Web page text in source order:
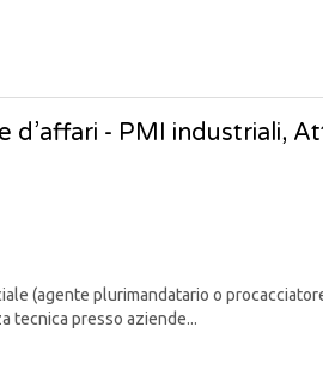
d’affari - PMI industriali,
(agente plurimandatario o
tecnica presso aziende...